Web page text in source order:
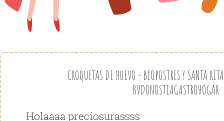
CROQUETAS DE HUEVO - BIOPOSTRES Y SANTA
BVDONOSTIAGASTROHOGAR
Holaaaa preciosurassss